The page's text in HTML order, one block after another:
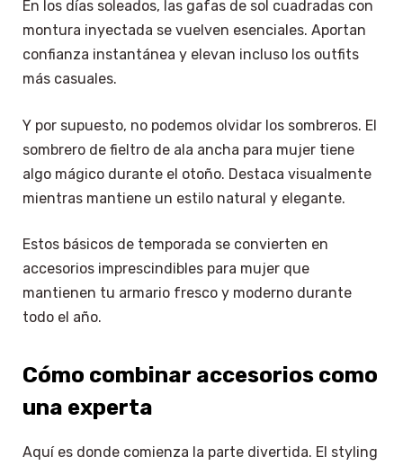
En los días soleados, las gafas de sol cuadradas con
montura inyectada se vuelven esenciales. Aportan
confianza instantánea y elevan incluso los outfits
más casuales.
Y por supuesto, no podemos olvidar los sombreros. El
sombrero de fieltro de ala ancha para mujer tiene
algo mágico durante el otoño. Destaca visualmente
mientras mantiene un estilo natural y elegante.
Estos básicos de temporada se convierten en
accesorios imprescindibles para mujer que
mantienen tu armario fresco y moderno durante
todo el año.
Cómo combinar accesorios como
una experta
Aquí es donde comienza la parte divertida. El styling